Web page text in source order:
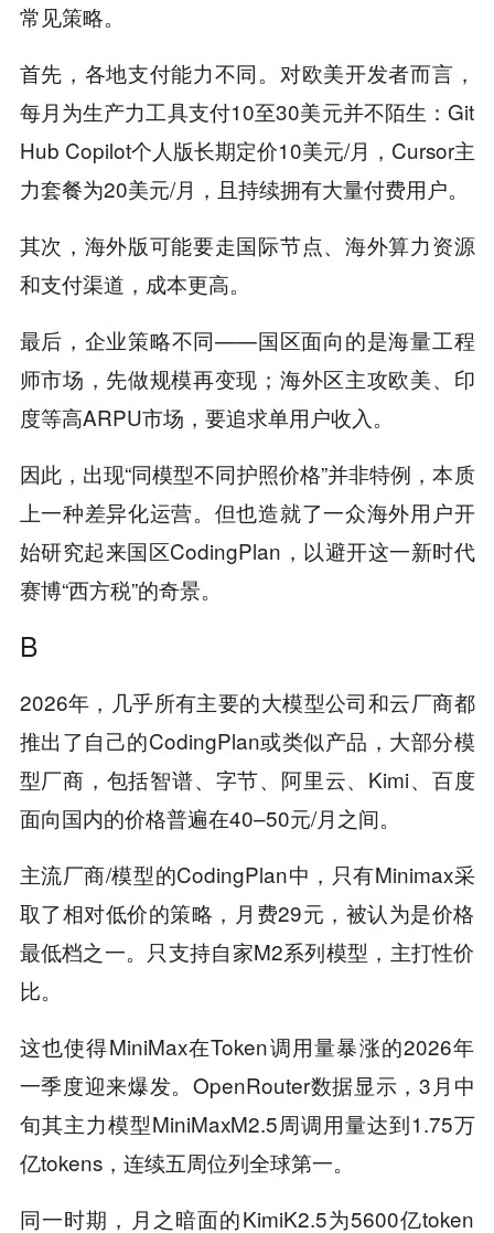
常见策略。
首先，各地支付能力不同。对欧美开发者而言，
每月为生产力工具支付10至30美元并不陌生：Git
Hub Copilot个人版长期定价10美元/月，Cursor主
力套餐为20美元/月，且持续拥有大量付费用户。
其次，海外版可能要走国际节点、海外算力资源
和支付渠道，成本更高。
最后，企业策略不同——国区面向的是海量工程
师市场，先做规模再变现；海外区主攻欧美、印
度等高ARPU市场，要追求单用户收入。
因此，出现“同模型不同护照价格”并非特例，本质
上一种差异化运营。但也造就了一众海外用户开
始研究起来国区CodingPlan，以避开这一新时代
赛博“西方税”的奇景。
B
2026年，几乎所有主要的大模型公司和云厂商都
推出了自己的CodingPlan或类似产品，大部分模
型厂商，包括智谱、字节、阿里云、Kimi、百度
面向国内的价格普遍在40–50元/月之间。
主流厂商/模型的CodingPlan中，只有Minimax采
取了相对低价的策略，月费29元，被认为是价格
最低档之一。只支持自家M2系列模型，主打性价
比。
这也使得MiniMax在Token调用量暴涨的2026年
一季度迎来爆发。OpenRouter数据显示，3月中
旬其主力模型MiniMaxM2.5周调用量达到1.75万
亿tokens，连续五周位列全球第一。
同一时期，月之暗面的KimiK2.5为5600亿token